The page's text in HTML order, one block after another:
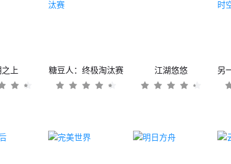
上 糖豆人：终极淘汰赛 江湖悠悠